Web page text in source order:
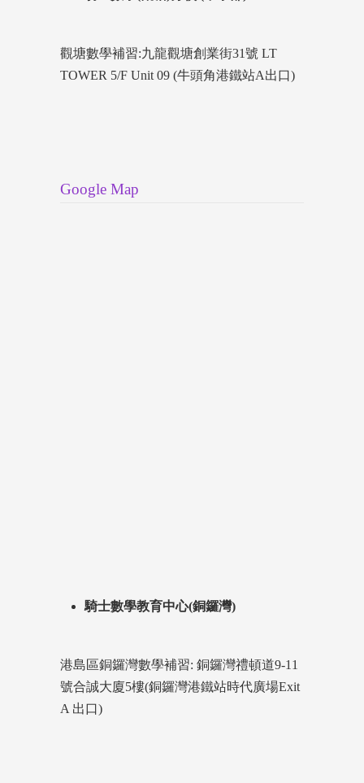
觀塘數學補習:九龍觀塘創業街31號 LT
TOWER 5/F Unit 09 (牛頭角港鐵站A出口)
Google Map
騎士數學教育中心(銅鑼灣)
港島區銅鑼灣數學補習: 銅鑼灣禮頓道9-11
號合誠大廈5樓(銅鑼灣港鐵站時代廣場Exit
A 出口)